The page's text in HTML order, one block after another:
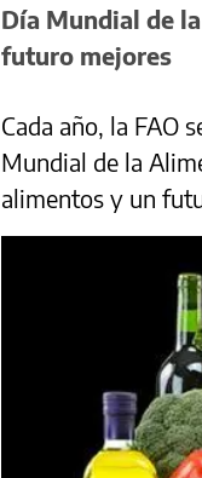
Día Mundial de
futuro mejores
Cada año, la FAO
Mundial de la
alimentos y un